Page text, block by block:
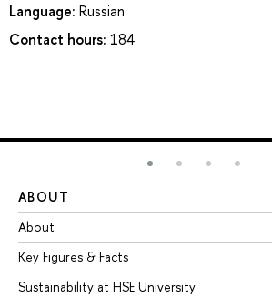
Language: Russian
Contact hours: 184
ABOUT
About
Key Figures & Facts
Sustainability at HSE University